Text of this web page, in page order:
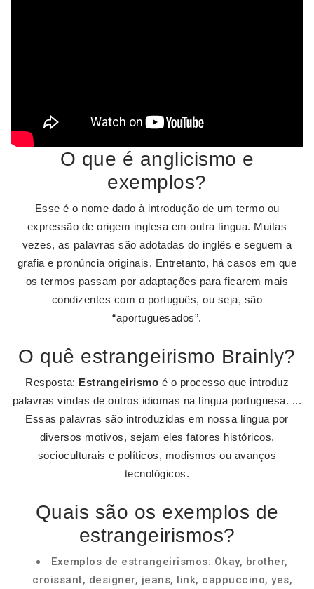
O que é anglicismo e
exemplos?
Esse é o nome dado à introdução de um termo ou
expressão de origem inglesa em outra língua. Muitas
vezes, as palavras são adotadas do inglês e seguem a
grafia e pronúncia originais. Entretanto, há casos em que
os termos passam por adaptações para ficarem mais
condizentes com o português, ou seja, são
“aportuguesados”.
O quê estrangeirismo Brainly?
Resposta: Estrangeirismo é o processo que introduz
palavras vindas de outros idiomas na língua portuguesa. ...
Essas palavras são introduzidas em nossa língua por
diversos motivos, sejam eles fatores históricos,
socioculturais e políticos, modismos ou avanços
tecnológicos.
Quais são os exemplos de
estrangeirismos?
Exemplos de estrangeirismos: Okay, brother,
croissant, designer, jeans, link, cappuccino, yes,